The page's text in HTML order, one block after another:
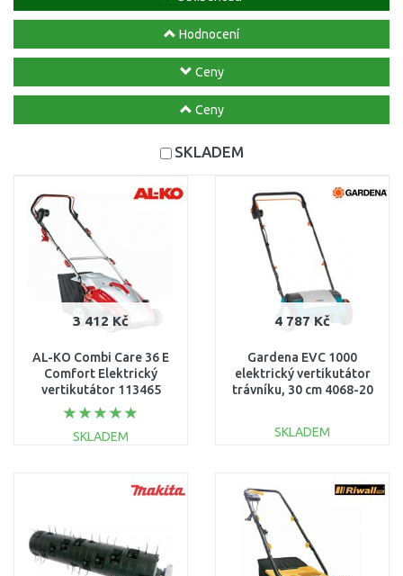
Hodnocení
Ceny
Ceny
SKLADEM
3 412 Kč
AL-KO Combi Care 36 E
Comfort Elektrický
vertikutátor 113465
SKLADEM
4 787 Kč
Gardena EVC 1000
elektrický vertikutátor
trávníku, 30 cm 4068-20
SKLADEM
Porovnat